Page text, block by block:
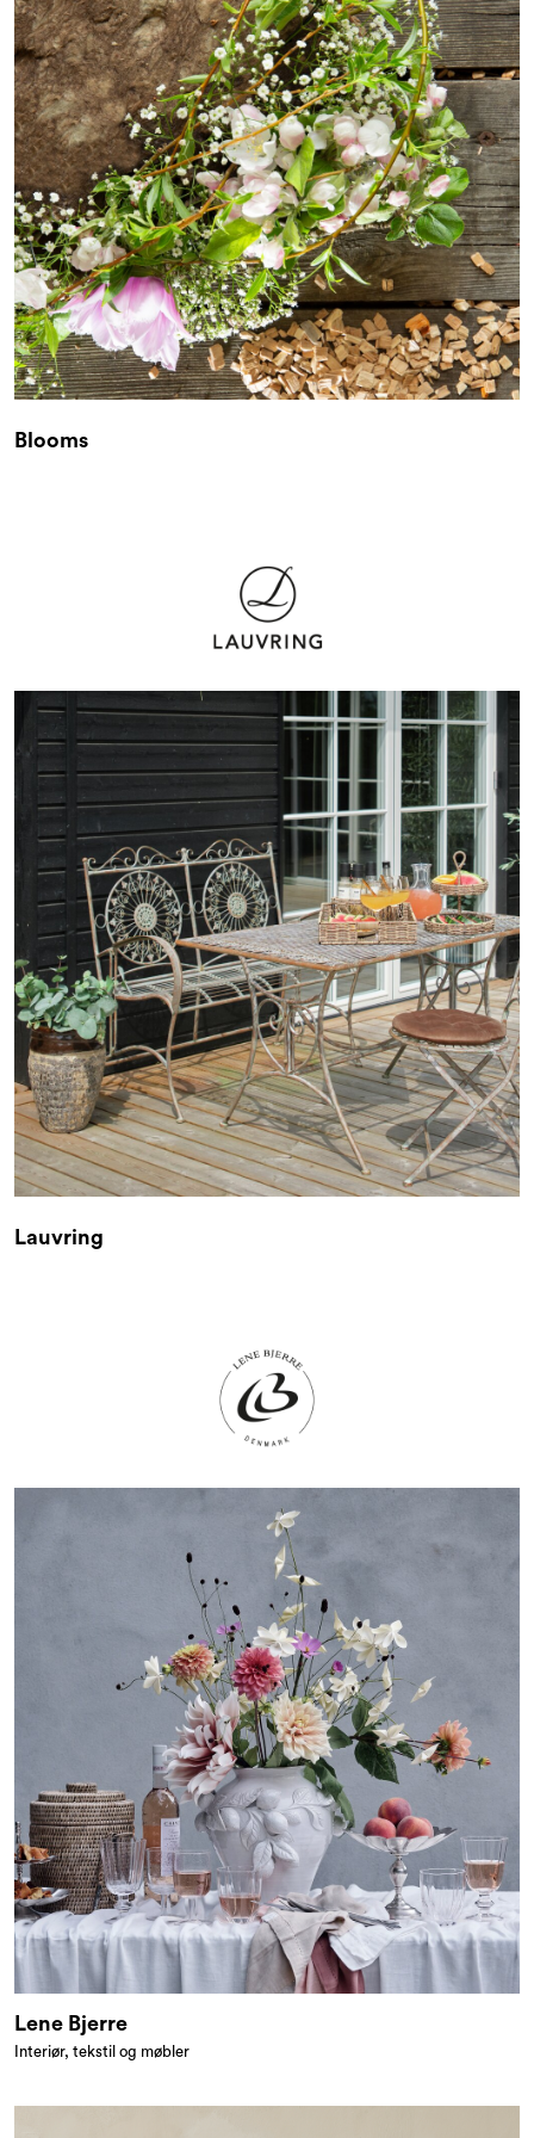
Blooms
Lauvring
Lene Bjerre
Interiør, tekstil og møbler